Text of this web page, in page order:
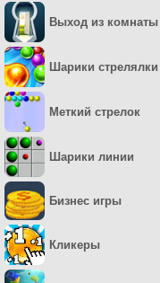
Выход из комнаты
Шарики стрелялки
Меткий стрелок
Шарики линии
Бизнес игры
Кликеры